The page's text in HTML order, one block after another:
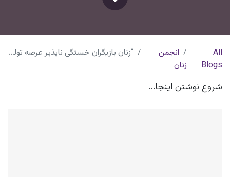
All
Blogs
انجمن
زنان
“زنان بازیگران خستگی ناپذیر عرصه تولید”
شروع نوشتن اینجا...